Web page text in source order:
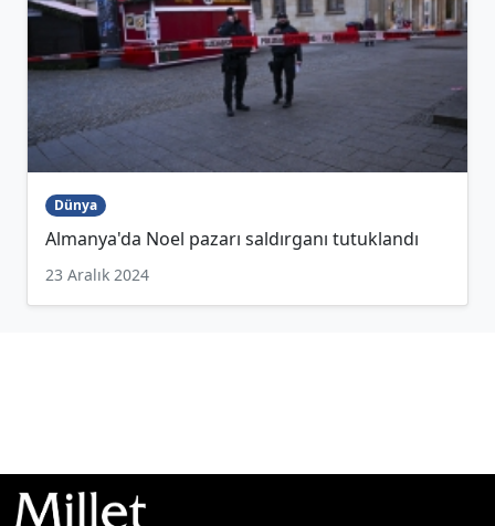
Dünya
Almanya'da Noel pazarı saldırganı tutuklandı
23 Aralık 2024